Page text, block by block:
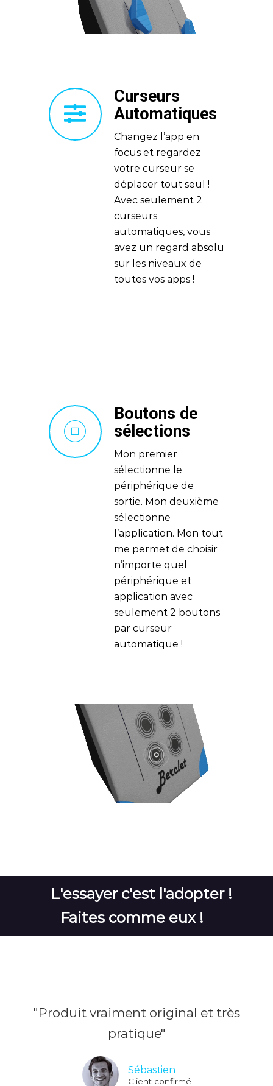
Curseurs
Automatiques
Changez l’app en
focus et regardez
votre curseur se
déplacer tout seul !
Avec seulement 2
curseurs
automatiques, vous
avez un regard absolu
sur les niveaux de
toutes vos apps !
Boutons de
sélections
Mon premier
sélectionne le
périphérique de
sortie. Mon deuxième
sélectionne
l’application. Mon tout
me permet de choisir
n’importe quel
périphérique et
application avec
seulement 2 boutons
par curseur
automatique !
L'essayer c'est l'adopter !
Faites comme eux !
"Produit vraiment original et très
pratique"
Sébastien
Client confirmé